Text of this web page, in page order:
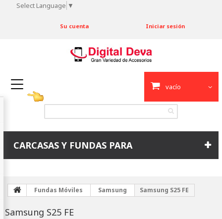
Select Language ▼
Iniciar sesión
Su cuenta
vacío
CARCASAS Y FUNDAS PARA
Fundas Móviles Samsung Samsung S25 FE
Samsung S25 FE